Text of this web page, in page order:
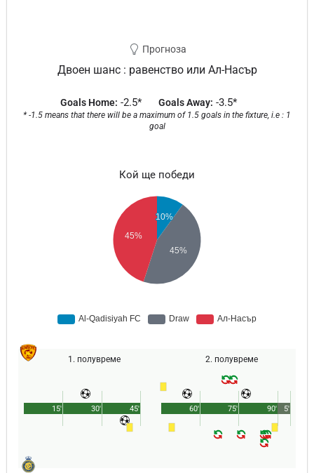
Прогноза
Двоен шанс : равенство или Ал-Насър
Goals Home: -2.5* Goals Away: -3.5*
* -1.5 means that there will be a maximum of 1.5 goals in the fixture, i.e : 1
goal
Кой ще победи
1. полувреме
45'
15' 30'
2. полувреме
90'
60' 75' 5'